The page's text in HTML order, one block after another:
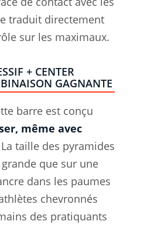
traduit directement
sur les maximaux.
+ CENTER
GAGNANTE
barre est conçu
même avec
taille des pyramides
que sur une
dans les paumes
chevronnés
des pratiquants